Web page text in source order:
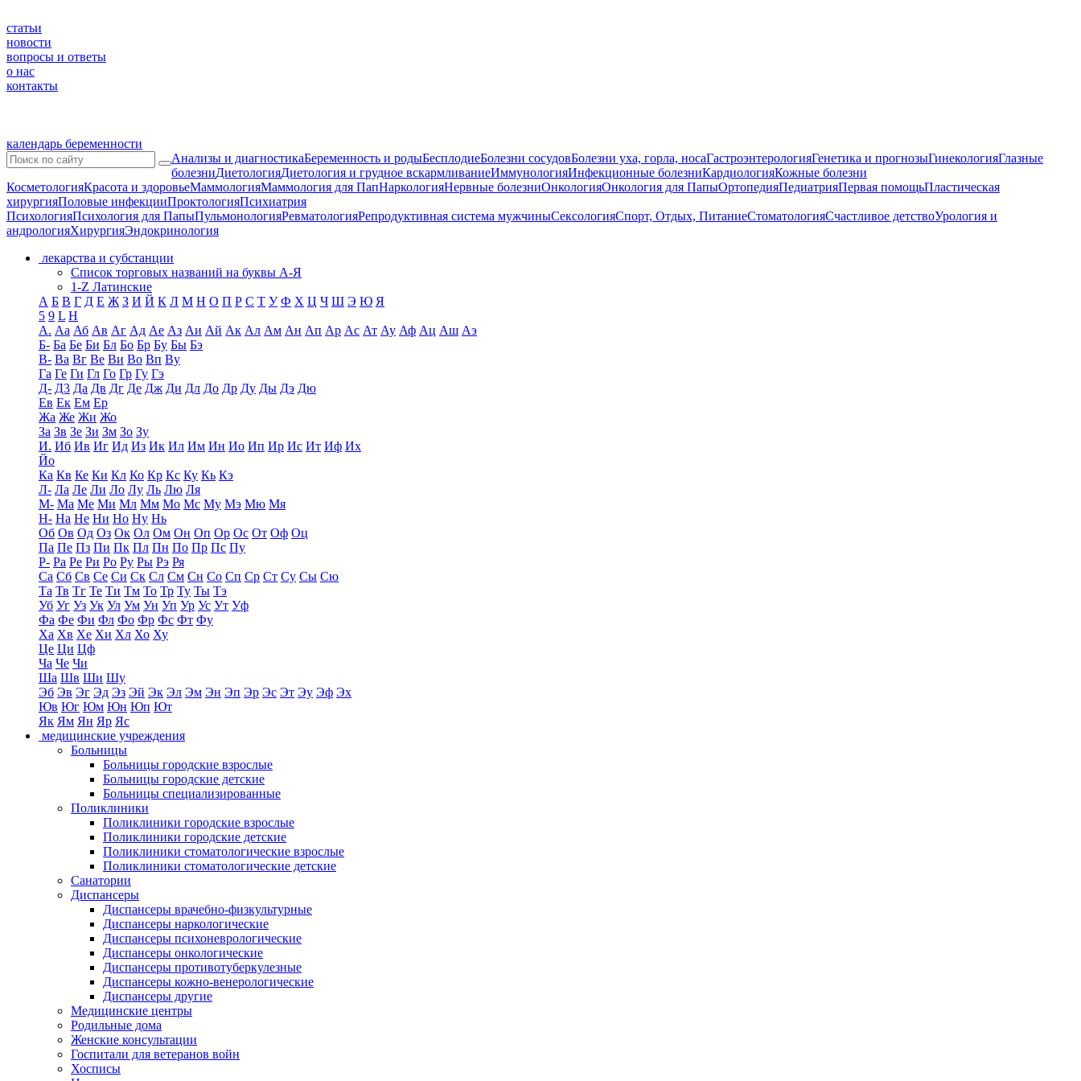
статьи
новости
вопросы и ответы
о нас
контакты
календарь беременности
Анализы и диагностикаБеременность и родыБесплодиеБолезни сосудовБолезни уха, горла, носаГастроэнтерологияГенетика и прогнозыГинекологияГлазные
болезниДиетологияДиетология и грудное вскармливаниеИммунологияИнфекционные болезниКардиологияКожные болезни
КосметологияКрасота и здоровьеМаммологияМаммология для ПапНаркологияНервные болезниОнкологияОнкология для ПапыОртопедияПедиатрияПервая помощьПластическая
хирургияПоловые инфекцииПроктологияПсихиатрия
ПсихологияПсихология для ПапыПульмонологияРевматологияРепродуктивная система мужчиныСексологияСпорт, Отдых, ПитаниеСтоматологияСчастливое детствоУрология и
андрологияХирургияЭндокринология
лекарства и субстанции
Список торговых названий на буквы А-Я
1-Z Латинские
А Б В Г Д Е Ж З И Й К Л М Н О П Р С Т У Ф Х Ц Ч Ш Э Ю Я
5 9 L H
А. Аа Аб Ав Аг Ад Ае Аз Аи Ай Ак Ал Ам Ан Ап Ар Ас Ат Ау Аф Ац Аш Аэ
Б- Ба Бе Би Бл Бо Бр Бу Бы Бэ
В- Ва Вг Ве Ви Во Вп Ву
Га Ге Ги Гл Го Гр Гу Гэ
Д- Д3 Да Дв Дг Де Дж Ди Дл До Др Ду Ды Дэ Дю
Ев Ек Ем Ер
Жа Же Жи Жо
За Зв Зе Зи Зм Зо Зу
И. Иб Ив Иг Ид Из Ик Ил Им Ин Ио Ип Ир Ис Ит Иф Их
Йо
Ка Кв Ке Ки Кл Ко Кр Кс Ку Кь Кэ
Л- Ла Ле Ли Ло Лу Ль Лю Ля
М- Ма Ме Ми Мл Мм Мо Мс Му Мэ Мю Мя
Н- На Не Ни Но Ну Нь
Об Ов Од Оз Ок Ол Ом Он Оп Ор Ос От Оф Оц
Па Пе Пз Пи Пк Пл Пн По Пр Пс Пу
Р- Ра Ре Ри Ро Ру Ры Рэ Ря
Са Сб Св Се Си Ск Сл См Сн Со Сп Ср Ст Су Сы Сю
Та Тв Тг Те Ти Тм То Тр Ту Ты Тэ
Уб Уг Уз Ук Ул Ум Ун Уп Ур Ус Ут Уф
Фа Фе Фи Фл Фо Фр Фс Фт Фу
Ха Хв Хе Хи Хл Хо Ху
Це Ци Цф
Ча Че Чи
Ша Шв Ши Шу
Эб Эв Эг Эд Эз Эй Эк Эл Эм Эн Эп Эр Эс Эт Эу Эф Эх
Юв Юг Юм Юн Юп Ют
Як Ям Ян Яр Яс
медицинские учреждения
Больницы
Больницы городские взрослые
Больницы городские детские
Больницы специализированные
Поликлиники
Поликлиники городские взрослые
Поликлиники городские детские
Поликлиники стоматологические взрослые
Поликлиники стоматологические детские
Санатории
Диспансеры
Диспансеры врачебно-физкультурные
Диспансеры наркологические
Диспансеры психоневрологические
Диспансеры онкологические
Диспансеры противотуберкулезные
Диспансеры кожно-венерологические
Диспансеры другие
Медицинские центры
Родильные дома
Женские консультации
Госпитали для ветеранов войн
Хосписы